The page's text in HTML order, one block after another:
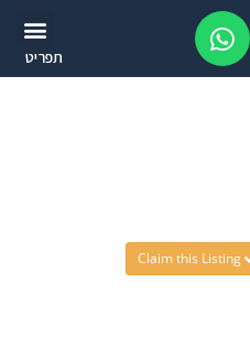
תפריט
Claim this Listing